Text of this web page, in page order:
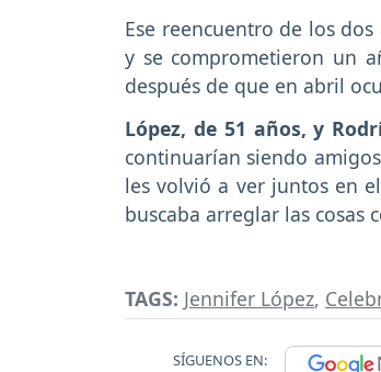
Ese reencuentro de los
y se comprometieron un
después de que en abril
López, de 51 años, y
continuarían siendo
les volvió a ver juntos en
buscaba arreglar las cosas
TAGS: Jennifer López,
SÍGUENOS EN: